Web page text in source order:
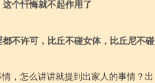
个忏悔就不起作用了
不许可，比丘不碰女体，比丘尼不碰
，怎么讲讲就提到出家人的事情？出